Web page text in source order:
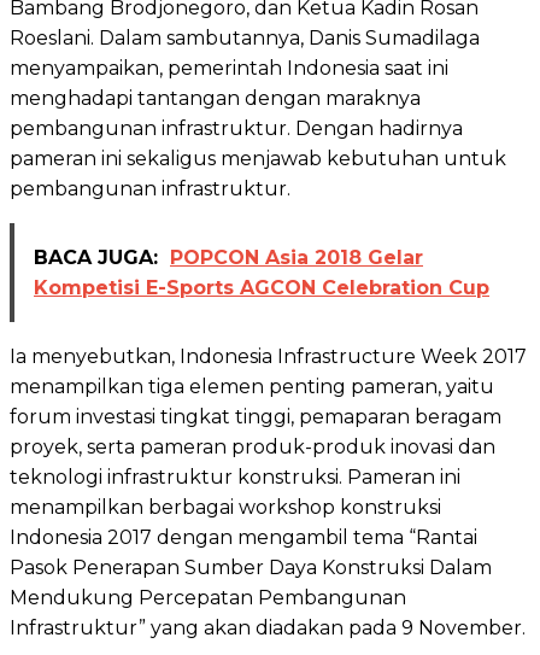
Bambang Brodjonegoro, dan Ketua Kadin Rosan
Roeslani. Dalam sambutannya, Danis Sumadilaga
menyampaikan, pemerintah Indonesia saat ini
menghadapi tantangan dengan maraknya
pembangunan infrastruktur. Dengan hadirnya
pameran ini sekaligus menjawab kebutuhan untuk
pembangunan infrastruktur.
BACA JUGA: POPCON Asia 2018 Gelar
Kompetisi E-Sports AGCON Celebration Cup
Ia menyebutkan, Indonesia Infrastructure Week 2017
menampilkan tiga elemen penting pameran, yaitu
forum investasi tingkat tinggi, pemaparan beragam
proyek, serta pameran produk-produk inovasi dan
teknologi infrastruktur konstruksi. Pameran ini
menampilkan berbagai workshop konstruksi
Indonesia 2017 dengan mengambil tema “Rantai
Pasok Penerapan Sumber Daya Konstruksi Dalam
Mendukung Percepatan Pembangunan
Infrastruktur” yang akan diadakan pada 9 November.